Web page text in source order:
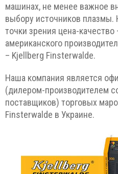
машинах, не менее важное
выбору источников
точки зрения цена-качество
американского
– Kjellberg Finsterwalde.
Наша компания является
(дилером-производителем
поставщиков) торговых
Finsterwalde в Украине.